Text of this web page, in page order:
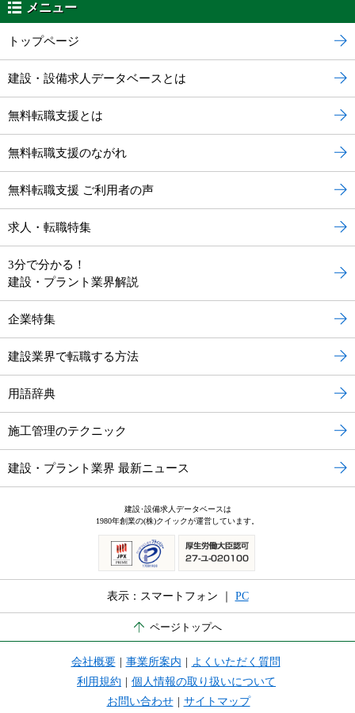
メニュー
トップページ
建設・設備求人データベースとは
無料転職支援とは
無料転職支援のながれ
無料転職支援 ご利用者の声
求人・転職特集
3分で分かる！
建設・プラント業界解説
企業特集
建設業界で転職する方法
用語辞典
施工管理のテクニック
建設・プラント業界 最新ニュース
建設･設備求人データベースは
1980年創業の(株)クイックが運営しています。
表示：スマートフォン ｜ PC
ページトップへ
会社概要 事業所案内
よくいただく質問
利用規約
個人情報の取り扱いについて
お問い合わせ
サイトマップ